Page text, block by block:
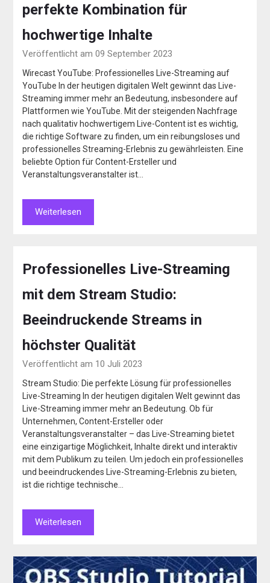
perfekte Kombination für
hochwertige Inhalte
Veröffentlicht am 09 September 2023
Wirecast YouTube: Professionelles Live-Streaming auf
YouTube In der heutigen digitalen Welt gewinnt das Live-
Streaming immer mehr an Bedeutung, insbesondere auf
Plattformen wie YouTube. Mit der steigenden Nachfrage
nach qualitativ hochwertigem Live-Content ist es wichtig,
die richtige Software zu finden, um ein reibungsloses und
professionelles Streaming-Erlebnis zu gewährleisten. Eine
beliebte Option für Content-Ersteller und
Veranstaltungsveranstalter ist…
Weiterlesen
Professionelles Live-Streaming
mit dem Stream Studio:
Beeindruckende Streams in
höchster Qualität
Veröffentlicht am 10 Juli 2023
Stream Studio: Die perfekte Lösung für professionelles
Live-Streaming In der heutigen digitalen Welt gewinnt das
Live-Streaming immer mehr an Bedeutung. Ob für
Unternehmen, Content-Ersteller oder
Veranstaltungsveranstalter – das Live-Streaming bietet
eine einzigartige Möglichkeit, Inhalte direkt und interaktiv
mit dem Publikum zu teilen. Um jedoch ein professionelles
und beeindruckendes Live-Streaming-Erlebnis zu bieten,
ist die richtige technische…
Weiterlesen